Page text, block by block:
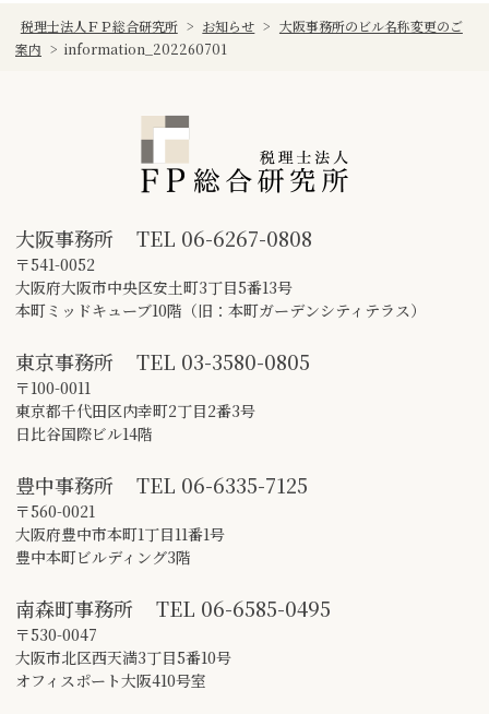
税理士法人ＦＰ総合研究所 > お知らせ > 大阪事務所のビル名称変更のご
案内 > information_202260701
大阪事務所 TEL 06-6267-0808
〒541-0052
大阪府大阪市中央区安土町3丁目5番13号
本町ミッドキューブ10階（旧：本町ガーデンシティテラス）
東京事務所 TEL 03-3580-0805
〒100-0011
東京都千代田区内幸町2丁目2番3号
日比谷国際ビル14階
豊中事務所 TEL 06-6335-7125
〒560-0021
大阪府豊中市本町1丁目11番1号
豊中本町ビルディング3階
南森町事務所 TEL 06-6585-0495
〒530-0047
大阪市北区西天満3丁目5番10号
オフィスポート大阪410号室